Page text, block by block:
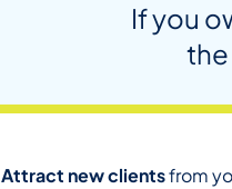
If you
Attract new clientsfrom